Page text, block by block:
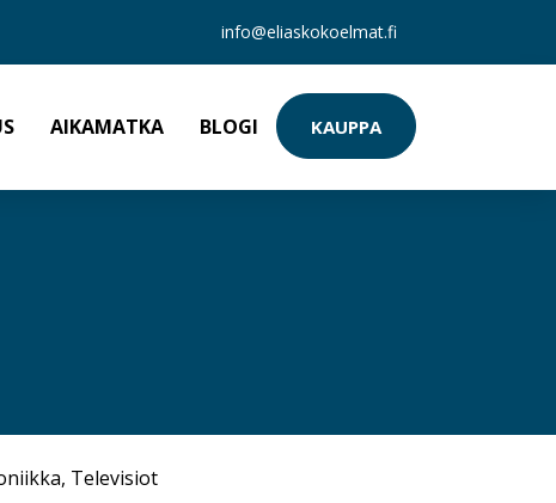
info@eliaskokoelmat.fi
AIKAMATKA BLOGI KAUPPA
, Televisiot